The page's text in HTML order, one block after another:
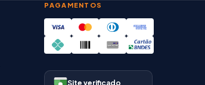
PAGAMENTOS
Site verificado